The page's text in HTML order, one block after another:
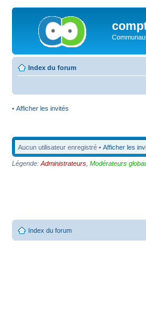
Index du forum
• Afficher les invités
Aucun utilisateur enregistré • Afficher les
Légende: Administrateurs Modérateurs
Index du forum